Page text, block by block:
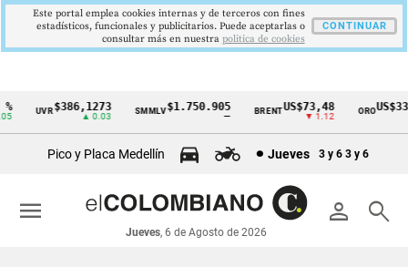
Cintillo
económicos
Colombia
UVR$386,1273
▲ 0.03
SMMLV$1.750.905 BRENTUS$73,48
▼ 1.12
ORO
Pico y Placa Medellín Jueves 3 y 6 3 y 6
person search
Jueves, 6 de Agosto de 2026
menu
Este portal emplea cookies internas y de terceros con fines
estadísticos, funcionales y publicitarios. Puede aceptarlas o
consultar más en nuestra politica de cookies
CONTINUAR